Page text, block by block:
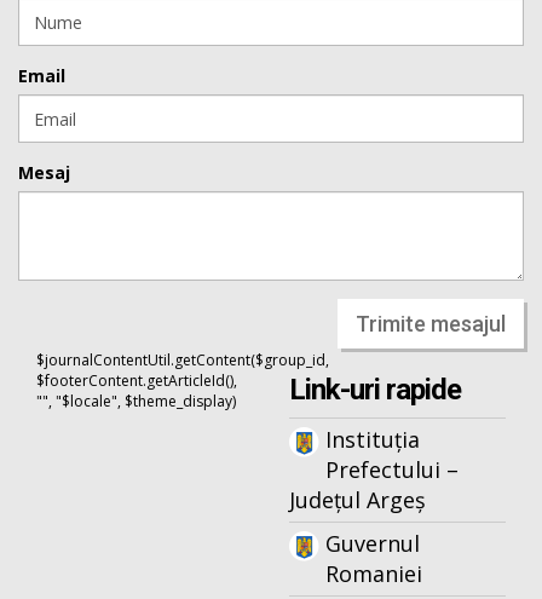
Email
Mesaj
Trimite mesajul
$journalContentUtil.getContent($group_id,
$footerContent.getArticleId(),
"", "$locale", $theme_display)
Link-uri rapide
Instituția
Prefectului –
Județul Argeș
Guvernul
Romaniei